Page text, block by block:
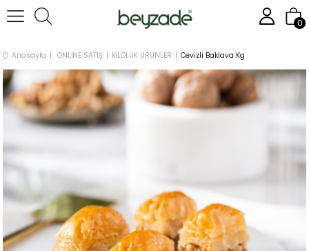
0
Anasayfa ONLİNE SATIŞ KİLOLUK ÜRÜNLER Cevizli Baklava Kg